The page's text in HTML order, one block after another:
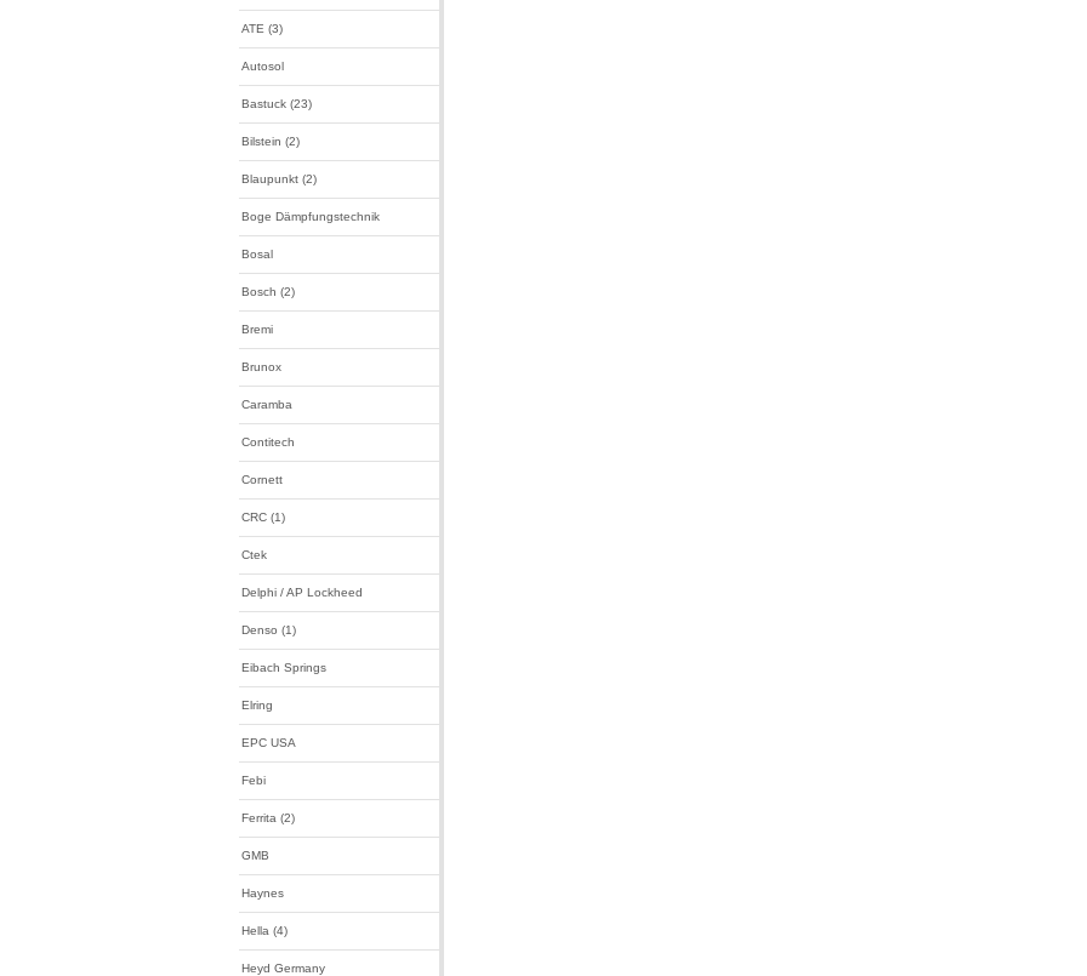
ATE (3)
Autosol
Bastuck (23)
Bilstein (2)
Blaupunkt (2)
Boge Dämpfungstechnik
Bosal
Bosch (2)
Bremi
Brunox
Caramba
Contitech
Cornett
CRC (1)
Ctek
Delphi / AP Lockheed
Denso (1)
Eibach Springs
Elring
EPC USA
Febi
Ferrita (2)
GMB
Haynes
Hella (4)
Heyd Germany